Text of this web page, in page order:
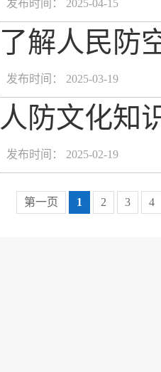
发布时间： 2025-04-15
了解人民防
发布时间： 2025-03-19
人防文化知
发布时间： 2025-02-19
第一页 1 2 3 4